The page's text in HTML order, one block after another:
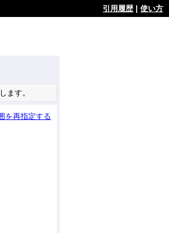
引用履歴
使い方
ます。
を再指定する